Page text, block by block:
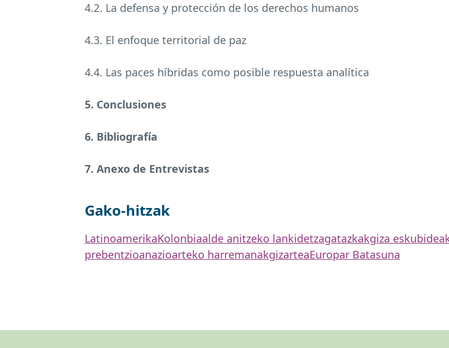
4.2. La defensa y protección de los derechos humanos
4.3. El enfoque territorial de paz
4.4. Las paces híbridas como posible respuesta analítica
5. Conclusiones
6. Bibliografía
7. Anexo de Entrevistas
Gako-hitzak
LatinoamerikaKolonbiaalde anitzeko lankidetzagatazkakgiza
prebentzioanazioarteko harremanakgizarteaEuropar Batasuna